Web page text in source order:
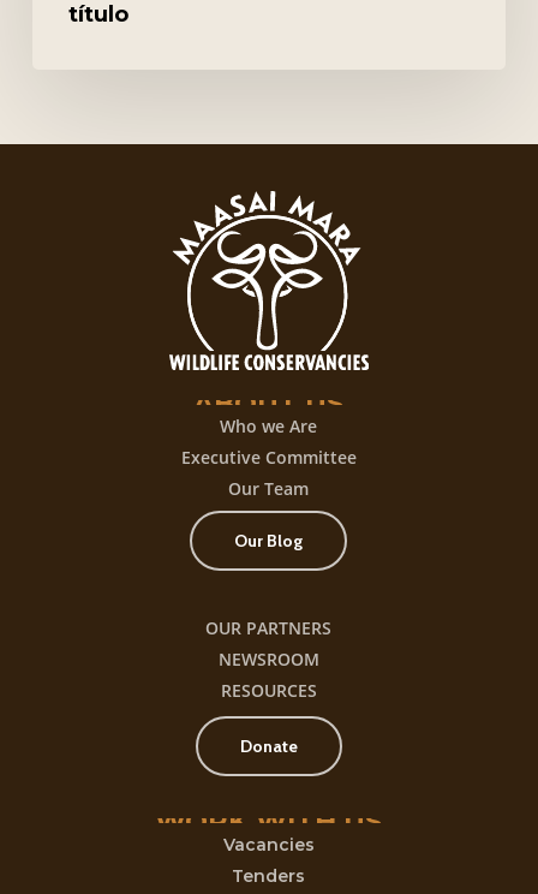
casino
una
título
ABOUT US
Who we Are
Executive Committee
Our Team
Our Blog
OUR PARTNERS
NEWSROOM
RESOURCES
Donate
WORK WITH US
Vacancies
Tenders